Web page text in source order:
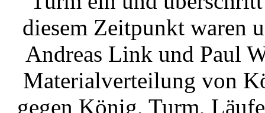
diesem Zeitpunkt waren
Andreas Link und Paul
Materialverteilung von
gegen König, Turm,